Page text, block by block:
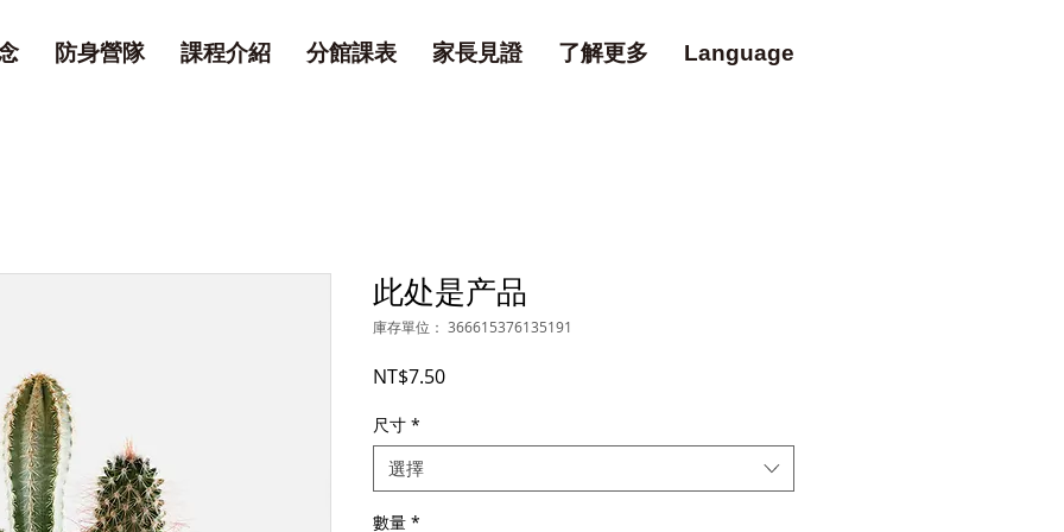
防身營隊 課程介紹 分館課表 家長見證 了解更多 Language
此处是产品
庫存單位： 366615376135191
NT$7.50價
尺寸 *
選擇
數量 *